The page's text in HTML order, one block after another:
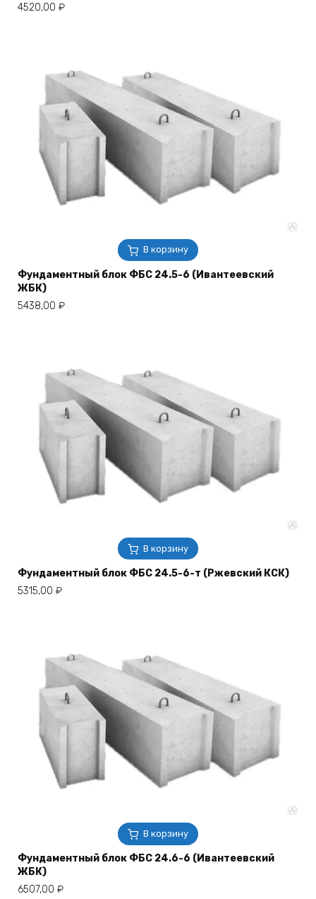
4520,00 ₽
В корзину
Фундаментный блок ФБС 24.5-6 (Ивантеевский
ЖБК)
5438,00 ₽
В корзину
Фундаментный блок ФБС 24.5-6-т (Ржевский КСК)
5315,00 ₽
В корзину
Фундаментный блок ФБС 24.6-6 (Ивантеевский
ЖБК)
6507,00 ₽